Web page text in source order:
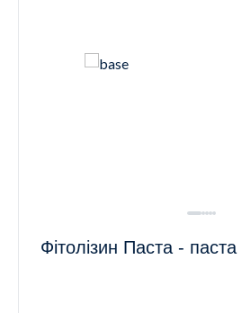
Фітолізин Паста - паста